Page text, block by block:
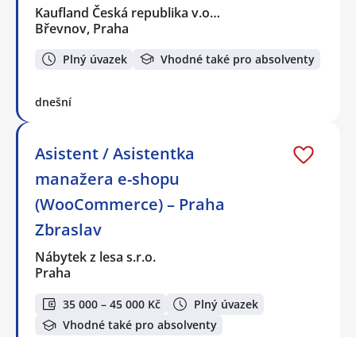
Kaufland Česká republika v.o…
Břevnov, Praha
Plný úvazek Vhodné také pro absolventy
dnešní
Asistent / Asistentka
manažera e-shopu
(WooCommerce) – Praha
Zbraslav
Nábytek z lesa s.r.o.
Praha
35 000 – 45 000 Kč
Plný úvazek
Vhodné také pro absolventy